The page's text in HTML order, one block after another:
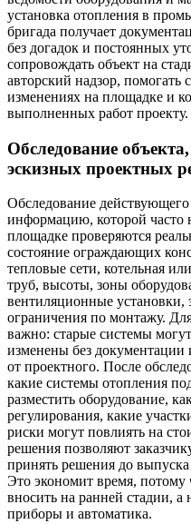
установка отопления в
бригада получает
без догадок и постоянных
сопровождать объект на
авторский надзор,
изменениях на площадке и
выполненных работ проекту.
Обследование
эскизных проектных
Обследование
информацию, которой часто
площадке проверяются
состояние ограждающих
тепловые сети, котельная
труб, высоты, зоны
вентиляционные установки,
ограничения по монтажу.
важно: старые системы
изменены без документации
от проектного. После
какие системы отопления
разместить оборудование,
регулирования, какие
риски могут повлиять на
решения позволяют
принять решения до
Это экономит время,
вносить на ранней стадии, а
приборы и автоматика.